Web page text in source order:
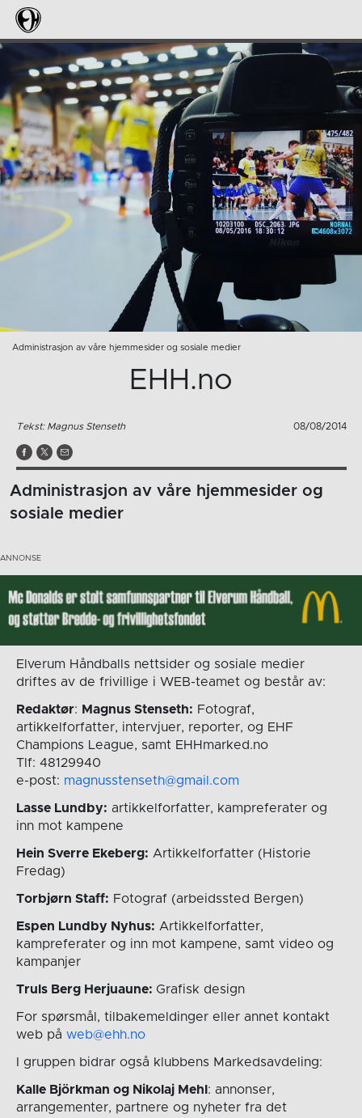
Administrasjon av våre hjemmesider og sosiale medier
EHH.no
Tekst: Magnus Stenseth 08/08/2014
Administrasjon av våre hjemmesider og
sosiale medier
Elverum Håndballs nettsider og sosiale medier
driftes av de frivillige i WEB-teamet og består av:
Redaktør: Magnus Stenseth: Fotograf,
artikkelforfatter, intervjuer, reporter, og EHF
Champions League, samt EHHmarked.no
Tlf: 48129940
e-post: magnusstenseth@gmail.com
Lasse Lundby: artikkelforfatter, kampreferater og
inn mot kampene
Hein Sverre Ekeberg: Artikkelforfatter (Historie
Fredag)
Torbjørn Staff: Fotograf (arbeidssted Bergen)
Espen Lundby Nyhus: Artikkelforfatter,
kampreferater og inn mot kampene, samt video og
kampanjer
Truls Berg Herjuaune: Grafisk design
For spørsmål, tilbakemeldinger eller annet kontakt
web på web@ehh.no
I gruppen bidrar også klubbens Markedsavdeling:
Kalle Björkman og Nikolaj Mehl : annonser,
arrangementer, partnere og nyheter fra det